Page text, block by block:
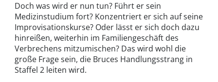
Doch was wird er nun tun? Führt er sein
Medizinstudium fort? Konzentriert er sich auf seine
Improvisationskurse? Oder lässt er sich doch dazu
hinreißen, weiterhin im Familiengeschäft des
Verbrechens mitzumischen? Das wird wohl die
große Frage sein, die Bruces Handlungsstrang in
Staffel 2 leiten wird.